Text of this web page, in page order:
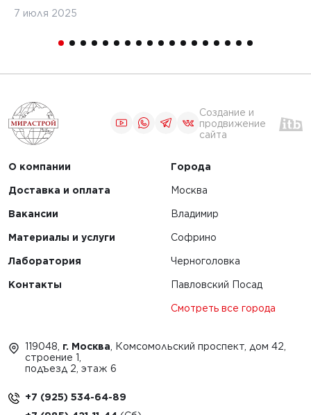
7 июля 2025
Создание и
продвижение
сайта
О компании
Доставка и оплата
Вакансии
Материалы и услуги
Лаборатория
Контакты
Города
Москва
Владимир
Софрино
Черноголовка
Павловский Посад
Смотреть все города
119048, г. Москва , Комсомольский проспект, дом 42,
строение 1,
подъезд 2, этаж 6
+7 (925) 534-64-89